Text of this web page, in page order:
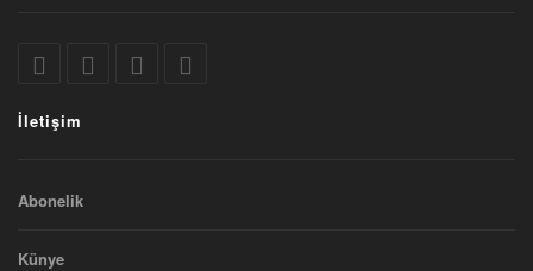
İletişim
Abonelik
Künye